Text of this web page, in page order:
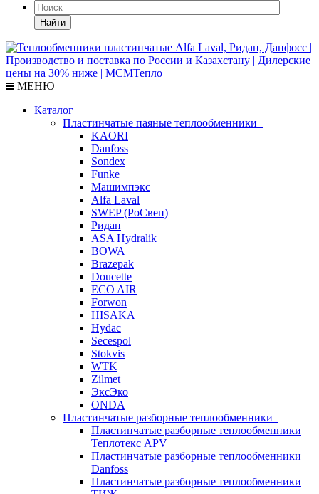
Найти
МЕНЮ
Каталог
Пластинчатые паяные теплообменники
KAORI
Danfoss
Sondex
Funke
Машимпэкс
Alfa Laval
SWEP (РоСвеп)
Ридан
ASA Hydralik
BOWA
Brazepak
Doucette
ECO AIR
Forwon
HISAKA
Hydac
Secespol
Stokvis
WTK
Zilmet
ЭксЭко
ONDA
Пластинчатые разборные теплообменники
Пластинчатые разборные теплообменники
Теплотекс APV
Пластинчатые разборные теплообменники
Danfoss
Пластинчатые разборные теплообменники